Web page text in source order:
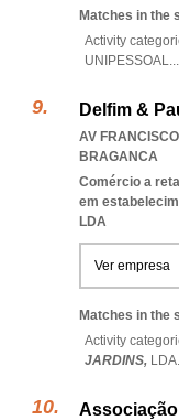
Matches in the
Activity
UNIPESSOAL...
Delfim &
AV
BRAGANCA
Comércio a
em
LDA
Ver empresa
Matches in the
Activity
JARDINS, LDA
Associação